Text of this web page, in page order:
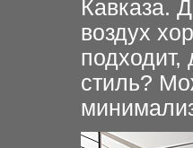
Кавказа.
воздух
стиль?